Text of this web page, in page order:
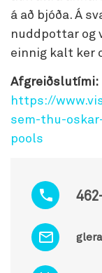
á að bjóða. Á
nuddpottar og
einnig kalt ker
Afgreiðslutími:
https://
sem-thu-
pools